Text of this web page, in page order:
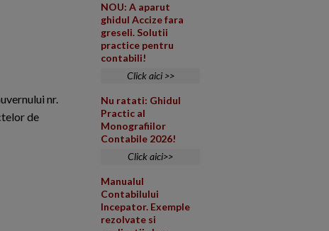
nr.
de
NOU: A aparut
ghidul Accize fara
greseli. Solutii
practice pentru
contabili!
Click aici >>
Nu ratati: Ghidul
Practic al
Monografiilor
Contabile 2026!
Click aici>>
Manualul
Contabilului
Incepator. Exemple
rezolvate si